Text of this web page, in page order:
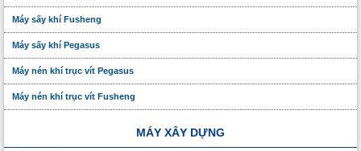
Máy sấy khí Fusheng
Máy sấy khí Pegasus
Máy nén khí trục vít Pegasus
Máy nén khí trục vít Fusheng
MÁY XÂY DỰNG